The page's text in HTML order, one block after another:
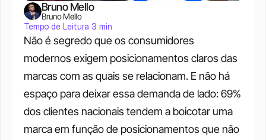
Não é segredo que os consumidores
modernos exigem posicionamentos claros das
marcas com as quais se relacionam. E não há
espaço para deixar essa demanda de lado: 69%
dos clientes nacionais tendem a boicotar uma
marca em função de posicionamentos que não
Bruno Mello
Bruno Mello
Tempo de Leitura 3 min